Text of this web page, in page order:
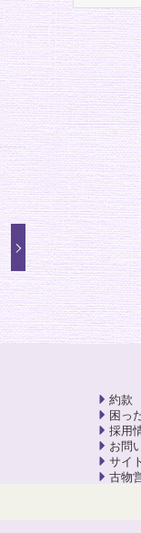
別
一
覧
約款
困っ
採用
お問
サイ
古物